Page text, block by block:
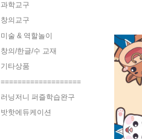
과학교구
창의교구
미술 & 역할놀이
창의/한글/수 교재
기타상품
===================
러닝저니 퍼즐학습완구
밧핫에듀케이션